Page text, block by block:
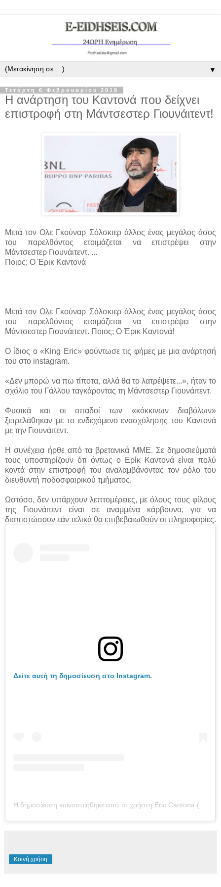
▼
Τετάρτη 6 Φεβρουαρίου 2019
Η ανάρτηση του Καντονά που δείχνει
επιστροφή στη Μάντσεστερ Γιουνάιτεντ!
Μετά τον Ολε Γκούναρ Σόλσκιερ άλλος ένας μεγάλος άσος
του παρελθόντος ετοιμάζεται να επιστρέψει στην
Μάντσεστερ Γιουνάιτεντ. ...
Ποιος; Ο Έρικ Καντονά
Μετά τον Ολε Γκούναρ Σόλσκιερ άλλος ένας μεγάλος άσος
του παρελθόντος ετοιμάζεται να επιστρέψει στην
Μάντσεστερ Γιουνάιτεντ. Ποιος; Ο Έρικ Καντονά!
Ο ίδιος ο «King Eric» φούντωσε τις φήμες με μια ανάρτησή
του στο instagram.
«Δεν μπορώ να πω τίποτα, αλλά θα το λατρέψετε...», ήταν το
σχόλιο του Γάλλου ταγκάροντας τη Μάντσεστερ Γιουνάιτεντ.
Φυσικά και οι οπαδοί των «κόκκινων διαβόλων»
ξετρελάθηκαν με το ενδεχόμενο ενασχόλησης του Καντονά
με την Γιουνάιτεντ.
Η συνέχεια ήρθε από τα βρετανικά ΜΜΕ. Σε δημοσιεύματά
τους υποστηρίζουν ότι όντως ο Ερίκ Καντονά είναι πολύ
κοντά στην επιστροφή του αναλαμβάνοντας τον ρόλο του
διευθυντή ποδοσφαιρικού τμήματος.
Ωστόσο, δεν υπάρχουν λεπτομέρειες, με όλους τους φίλους
της Γιουνάιτεντ είναι σε αναμμένα κάρβουνα, για να
διαπιστώσουν εάν τελικά θα επιβεβαιωθούν οι πληροφορίες.
Δείτε αυτή τη δημοσίευση στο Instagram.
Κοινή χρήση